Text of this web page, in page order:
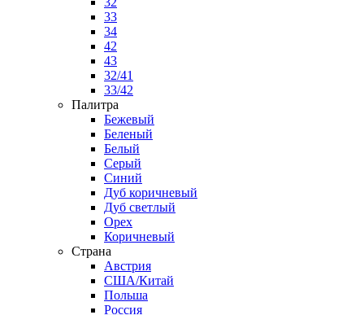
33
34
42
43
32/41
33/42
Палитра
Бежевый
Беленый
Белый
Серый
Синий
Дуб коричневый
Дуб светлый
Орех
Коричневый
Страна
Австрия
США/Китай
Польша
Россия